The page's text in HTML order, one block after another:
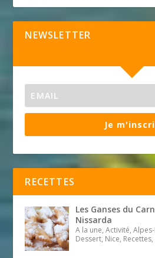
NEWSLETTER
Je
RECETTES
Les Ganses du
Nissarda
A la une, Activité,
Dessert, Nice, Recettes,